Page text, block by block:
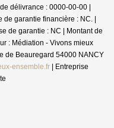
délivrance : 0000-00-00 |
de garantie financière : NC. |
de garantie : NC | Montant de
: Médiation - Vivons mieux
de Beauregard 54000 NANCY
ensemble.fr | Entreprise